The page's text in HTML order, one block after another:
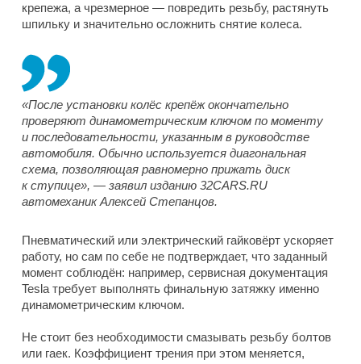
крепежа, а чрезмерное — повредить резьбу, растянуть
шпильку и значительно осложнить снятие колеса.
«После установки колёс крепёж окончательно
проверяют динамометрическим ключом по моменту
и последовательности, указанным в руководстве
автомобиля. Обычно используется диагональная
схема, позволяющая равномерно прижать диск
к ступице», — заявил изданию 32CARS.RU
автомеханик Алексей Степанцов.
Пневматический или электрический гайковёрт ускоряет
работу, но сам по себе не подтверждает, что заданный
момент соблюдён: например, сервисная документация
Tesla требует выполнять финальную затяжку именно
динамометрическим ключом.
Не стоит без необходимости смазывать резьбу болтов
или гаек. Коэффициент трения при этом меняется,